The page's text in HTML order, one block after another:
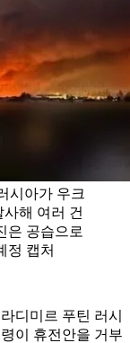
시아가 우크
해 여러 건
은 공습으로
정 캡처
디미르 푸틴 러시
이 휴전안을 거부